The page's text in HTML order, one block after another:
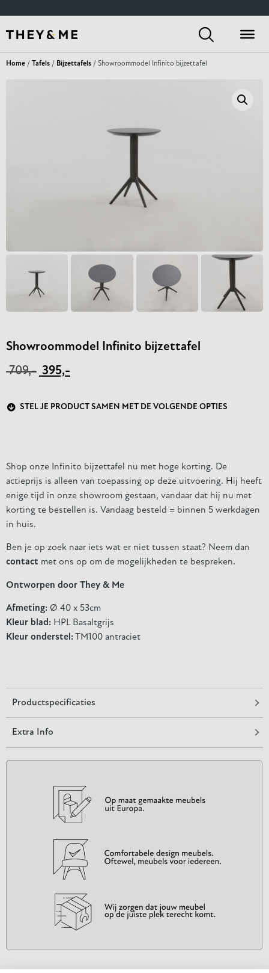
Home / Tafels / Bijzettafels / Showroommodel Infinito bijzettafel
Showroommodel Infinito bijzettafel
709,- 395,-
STEL JE PRODUCT SAMEN MET DE VOLGENDE OPTIES
Shop onze Infinito bijzettafel nu met hoge korting. De
actieprijs is alleen van toepassing op deze uitvoering. Hij heeft
enige tijd in onze showroom gestaan, vandaar dat hij nu met
korting te bestellen is. Vandaag besteld = binnen 5 werkdagen
in huis.
Ben je op zoek naar iets wat er niet tussen staat? Neem dan
contact met ons op om de mogelijkheden te bespreken.
Ontworpen door They & Me
Afmeting: Ø 40 x 53cm
Kleur blad: HPL Basaltgrijs
Kleur onderstel: TM100 antraciet
Extra Info
Productspecificaties